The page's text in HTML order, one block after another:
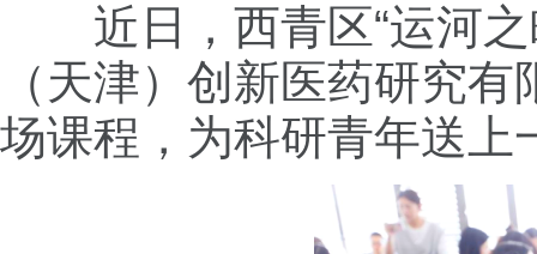
近日，西青区“运河
（天津）创新医药研究
场课程，为科研青年送上